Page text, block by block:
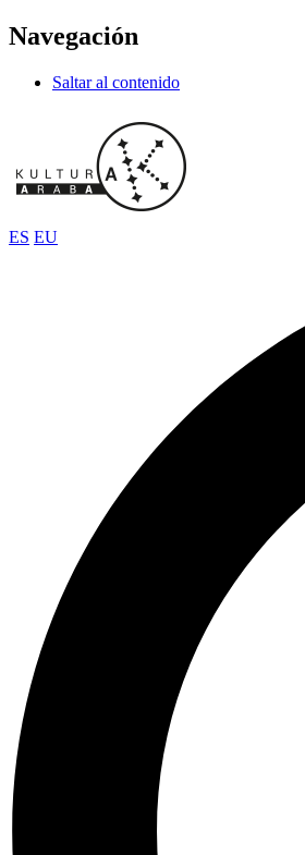
Navegación
Saltar al contenido
ES EU